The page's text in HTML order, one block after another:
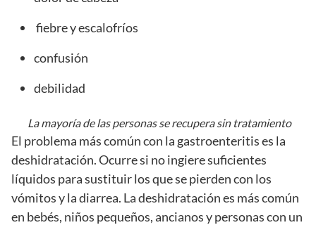
fiebre y escalofríos
confusión
debilidad
La mayoría de las personas se recupera sin tratamiento
El problema más común con la gastroenteritis es la
deshidratación. Ocurre si no ingiere suficientes
líquidos para sustituir los que se pierden con los
vómitos y la diarrea. La deshidratación es más común
en bebés, niños pequeños, ancianos y personas con un